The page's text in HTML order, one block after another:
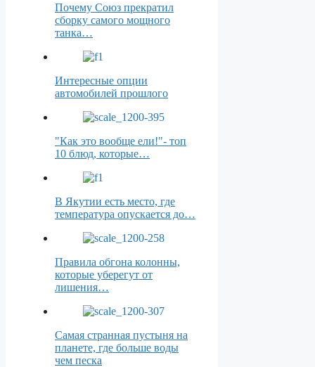
Почему Союз прекратил
сборку самого мощного
танка…
Интересные опции
автомобилей прошлого
"Как это вообще ели!"- топ
10 блюд, которые…
В Якутии есть место, где
температура опускается до…
Правила обгона колонны,
которые уберегут от
лишения…
Самая странная пустыня на
планете, где больше воды
чем песка